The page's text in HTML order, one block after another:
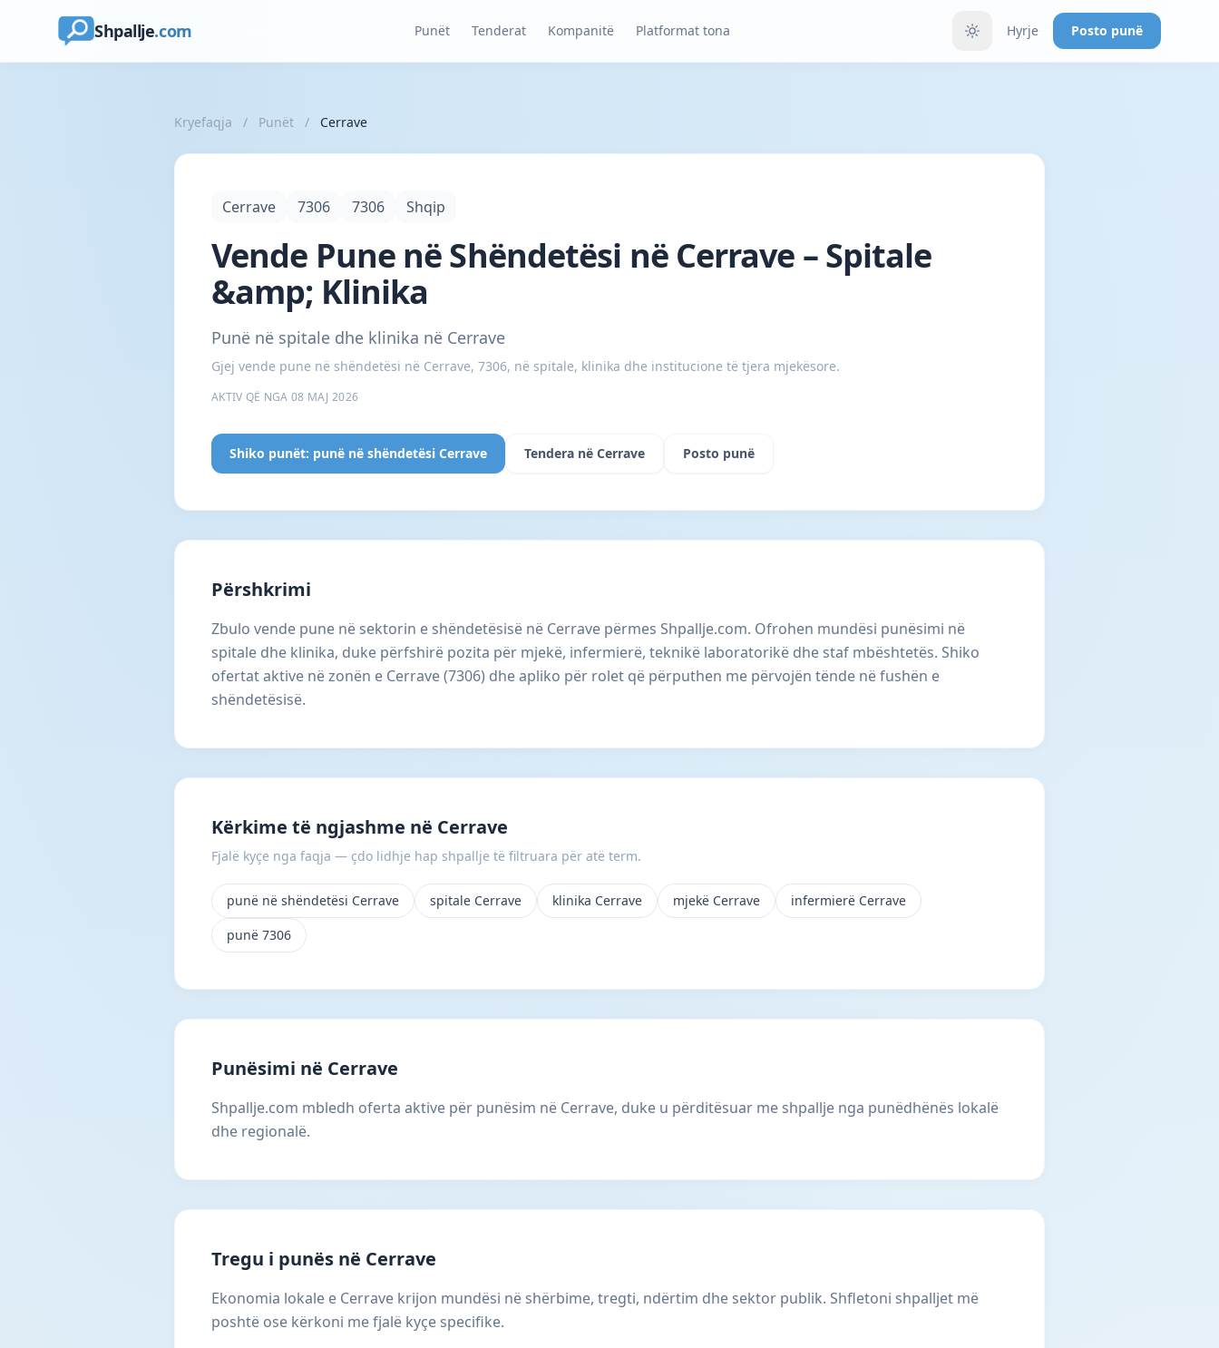
Shpallje.com Punët Tenderat Kompanitë Platformat tona Hyrje Posto punë
Kryefaqja / Punët / Cerrave
Cerrave 7306 7306 Shqip
Vende Pune në Shëndetësi në Cerrave – Spitale
&amp; Klinika
Punë në spitale dhe klinika në Cerrave
Gjej vende pune në shëndetësi në Cerrave, 7306, në spitale, klinika dhe institucione të tjera mjekësore.
AKTIV QË NGA 08 MAJ 2026
Shiko punët: punë në shëndetësi Cerrave Tendera në Cerrave Posto punë
Përshkrimi
Zbulo vende pune në sektorin e shëndetësisë në Cerrave përmes Shpallje.com. Ofrohen mundësi punësimi në
spitale dhe klinika, duke përfshirë pozita për mjekë, infermierë, teknikë laboratorikë dhe staf mbështetës. Shiko
ofertat aktive në zonën e Cerrave (7306) dhe apliko për rolet që përputhen me përvojën tënde në fushën e
shëndetësisë.
Kërkime të ngjashme në Cerrave
Fjalë kyçe nga faqja — çdo lidhje hap shpallje të filtruara për atë term.
punë në shëndetësi Cerrave spitale Cerrave klinika Cerrave mjekë Cerrave
infermierë Cerrave
punë 7306
Punësimi në Cerrave
Shpallje.com mbledh oferta aktive për punësim në Cerrave, duke u përditësuar me shpallje nga punëdhënës lokalë
dhe regionalë.
Tregu i punës në Cerrave
Ekonomia lokale e Cerrave krijon mundësi në shërbime, tregti, ndërtim dhe sektor publik. Shfletoni shpalljet më
poshtë ose kërkoni me fjalë kyçe specifike.